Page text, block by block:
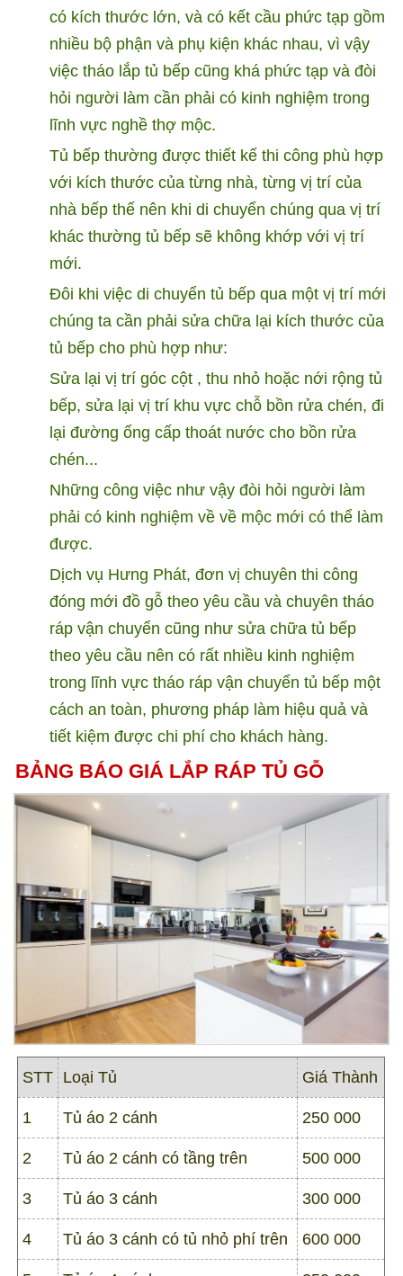
có kích thước lớn, và có kết cầu phức tạp gồm
nhiều bộ phận và phụ kiện khác nhau, vì vậy
việc tháo lắp tủ bếp cũng khá phức tạp và đòi
hỏi người làm cần phải có kinh nghiệm trong
lĩnh vực nghề thợ mộc.
Tủ bếp thường được thiết kế thi công phù hợp
với kích thước của từng nhà, từng vị trí của
nhà bếp thế nên khi di chuyển chúng qua vị trí
khác thường tủ bếp sẽ không khớp với vị trí
mới.
Đôi khi việc di chuyển tủ bếp qua một vị trí mới
chúng ta cần phải sửa chữa lại kích thước của
tủ bếp cho phù hợp như:
Sửa lại vị trí góc cột , thu nhỏ hoặc nới rộng tủ
bếp, sửa lại vị trí khu vực chỗ bồn rửa chén, đi
lại đường ống cấp thoát nước cho bồn rửa
chén...
Những công việc như vậy đòi hỏi người làm
phải có kinh nghiệm về về mộc mới có thể làm
được.
Dịch vụ Hưng Phát, đơn vị chuyên thi công
đóng mới đồ gỗ theo yêu cầu và chuyên tháo
ráp vận chuyển cũng như sửa chữa tủ bếp
theo yêu cầu nên có rất nhiều kinh nghiệm
trong lĩnh vực tháo ráp vận chuyển tủ bếp một
cách an toàn, phương pháp làm hiệu quả và
tiết kiệm được chi phí cho khách hàng.
BẢNG BÁO GIÁ LẮP RÁP TỦ GỖ
STT Loại Tủ Giá Thành
1 Tủ áo 2 cánh 250 000
2 Tủ áo 2 cánh có tầng trên 500 000
3 Tủ áo 3 cánh 300 000
4 Tủ áo 3 cánh có tủ nhỏ phí trên 600 000